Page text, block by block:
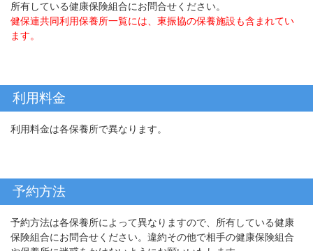
所有している健康保険組合にお問合せください。
健保連共同利用保養所一覧には、東振協の保養施設も含まれてい
ます。
利用料金
利用料金は各保養所で異なります。
予約方法
予約方法は各保養所によって異なりますので、所有している健康
保険組合にお問合せください。違約その他で相手の健康保険組合